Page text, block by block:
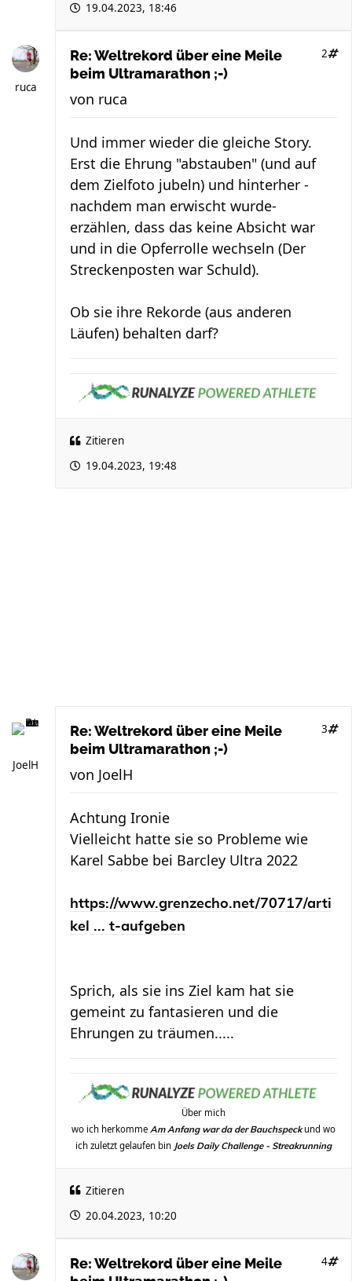
19.04.2023, 18:46
ruca
Re: Weltrekord über eine Meile
beim Ultramarathon ;-)
2
von ruca
Und immer wieder die gleiche Story.
Erst die Ehrung "abstauben" (und auf
dem Zielfoto jubeln) und hinterher -
nachdem man erwischt wurde-
erzählen, dass das keine Absicht war
und in die Opferrolle wechseln (Der
Streckenposten war Schuld).
Ob sie ihre Rekorde (aus anderen
Läufen) behalten darf?
Zitieren
19.04.2023, 19:48
JoelH
Re: Weltrekord über eine Meile
beim Ultramarathon ;-)
3
von JoelH
Achtung Ironie
Vielleicht hatte sie so Probleme wie
Karel Sabbe bei Barcley Ultra 2022
https://www.grenzecho.net/70717/arti
kel ... t-aufgeben
Sprich, als sie ins Ziel kam hat sie
gemeint zu fantasieren und die
Ehrungen zu träumen.....
Über mich
wo ich herkomme Am Anfang war da der Bauchspeckund wo
ich zuletzt gelaufen bin Joels Daily Challenge - Streakrunning
Zitieren
20.04.2023, 10:20
Re: Weltrekord über eine Meile
4